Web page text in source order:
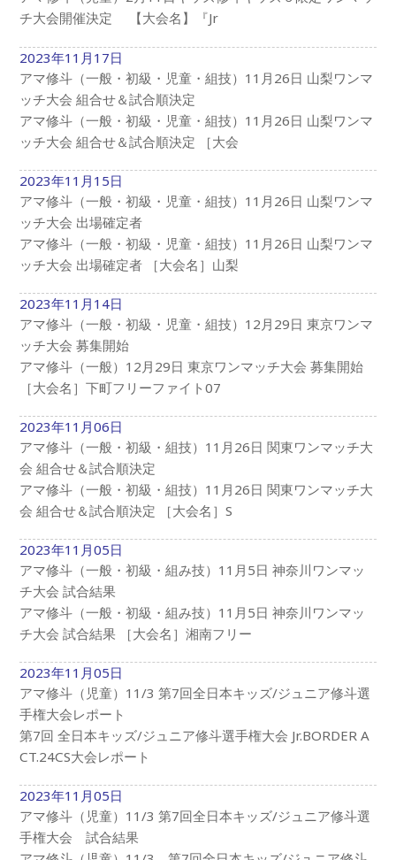
チ大会開催決定 【大会名】『Jr
2023年11月17日
アマ修斗（一般・初級・児童・組技）11月26日 山梨ワンマ
ッチ大会 組合せ＆試合順決定
アマ修斗（一般・初級・児童・組技）11月26日 山梨ワンマ
ッチ大会 組合せ＆試合順決定 ［大会
2023年11月15日
アマ修斗（一般・初級・児童・組技）11月26日 山梨ワンマ
ッチ大会 出場確定者
アマ修斗（一般・初級・児童・組技）11月26日 山梨ワンマ
ッチ大会 出場確定者 ［大会名］山梨
2023年11月14日
アマ修斗（一般・初級・児童・組技）12月29日 東京ワンマ
ッチ大会 募集開始
アマ修斗（一般）12月29日 東京ワンマッチ大会 募集開始
［大会名］下町フリーファイト07
2023年11月06日
アマ修斗（一般・初級・組技）11月26日 関東ワンマッチ大
会 組合せ＆試合順決定
アマ修斗（一般・初級・組技）11月26日 関東ワンマッチ大
会 組合せ＆試合順決定 ［大会名］S
2023年11月05日
アマ修斗（一般・初級・組み技）11月5日 神奈川ワンマッ
チ大会 試合結果
アマ修斗（一般・初級・組み技）11月5日 神奈川ワンマッ
チ大会 試合結果 ［大会名］湘南フリー
2023年11月05日
アマ修斗（児童）11/3 第7回全日本キッズ/ジュニア修斗選
手権大会レポート
第7回 全日本キッズ/ジュニア修斗選手権大会 Jr.BORDER A
CT.24CS大会レポート
2023年11月05日
アマ修斗（児童）11/3 第7回全日本キッズ/ジュニア修斗選
手権大会 試合結果